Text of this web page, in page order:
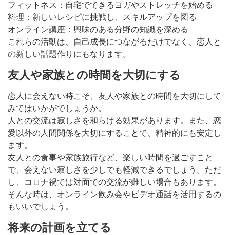
フィットネス：自宅でできるヨガやストレッチを始める
料理：新しいレシピに挑戦し、スキルアップを図る
オンライン講座：興味のある分野の知識を深める
これらの活動は、自己成長につながるだけでなく、恋人と
の新しい話題作りにもなります。
友人や家族との時間を大切にする
恋人に会えない時こそ、友人や家族との時間を大切にして
みてはいかがでしょうか。
人との交流は寂しさを和らげる効果があります。また、恋
愛以外の人間関係を大切にすることで、精神的にも安定し
ます。
友人との食事や家族旅行など、楽しい時間を過ごすこと
で、会えない寂しさを少しでも軽減できるでしょう。ただ
し、コロナ禍では対面での交流が難しい場合もあります。
そんな時は、オンライン飲み会やビデオ通話を活用するの
もいいでしょう。
将来の計画を立てる